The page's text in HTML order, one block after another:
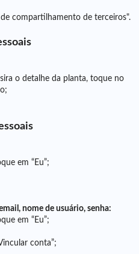
compartilhamento de terceiros".
o detalhe da planta, toque no
em “Eu”;
nome de usuário, senha:
em “Eu”;
conta”;